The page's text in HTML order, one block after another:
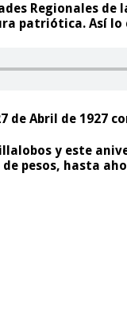
Regionales
patriótica. Así lo
de Abril de 1927
y este
pesos, hasta